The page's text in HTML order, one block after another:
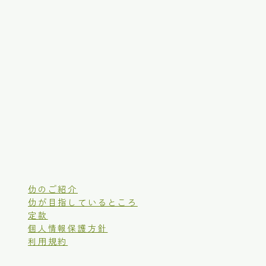
仂のご紹介
仂が目指しているところ
定款
個人情報保護方針
利用規約